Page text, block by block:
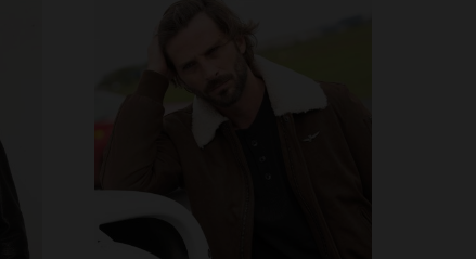
TALLAS DISPONIBLES